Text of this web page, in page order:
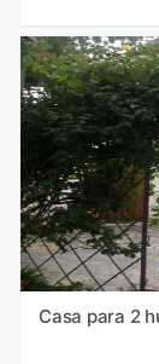
Casa para 2